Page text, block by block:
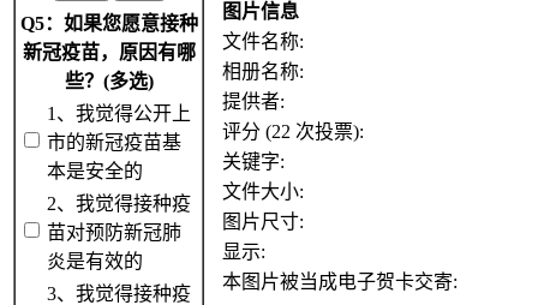
Q5：如果您愿意接种
新冠疫苗，原因有哪
些？(多选)
1、我觉得公开上
市的新冠疫苗基
本是安全的
2、我觉得接种疫
苗对预防新冠肺
炎是有效的
3、我觉得接种疫
图片信息
文件名称:
相册名称:
提供者:
评分 (22 次投票):
关键字:
文件大小:
图片尺寸:
显示:
本图片被当成电子贺卡交寄: